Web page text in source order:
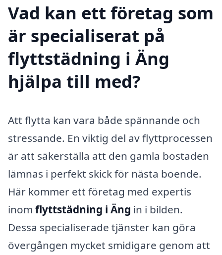
Vad kan ett företag som
är specialiserat på
flyttstädning i Äng
hjälpa till med?
Att flytta kan vara både spännande och
stressande. En viktig del av flyttprocessen
är att säkerställa att den gamla bostaden
lämnas i perfekt skick för nästa boende.
Här kommer ett företag med expertis
inom flyttstädning i Äng in i bilden.
Dessa specialiserade tjänster kan göra
övergången mycket smidigare genom att